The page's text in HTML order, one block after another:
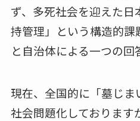
ず、多死社会を迎えた
持管理」という構造的
と自治体による一つの回
現在、全国的に「墓じ
社会問題化しております